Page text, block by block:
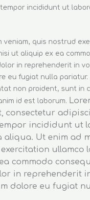
incididunt ut
veniam, quis nostrud
ut aliquip ex ea
in reprehenderit in
eu fugiat nulla
non proident, sunt in
id est laborum.
consectetur
incididunt ut
aliqua. Ut enim ad
ullamco
commodo
in reprehenderit
dolore eu fugiat